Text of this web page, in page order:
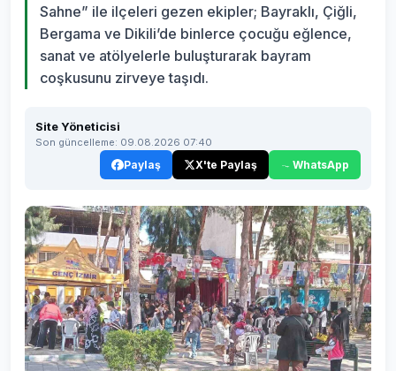
Sahne” ile ilçeleri gezen ekipler; Bayraklı, Çiğli,
Bergama ve Dikili’de binlerce çocuğu eğlence,
sanat ve atölyelerle buluşturarak bayram
coşkusunu zirveye taşıdı.
Site Yöneticisi
Son güncelleme: 09.08.2026 07:40
Paylaş X'te Paylaş WhatsApp